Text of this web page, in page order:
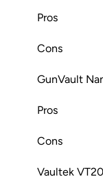
Pros
Cons
GunVault
Pros
Cons
Vaultek